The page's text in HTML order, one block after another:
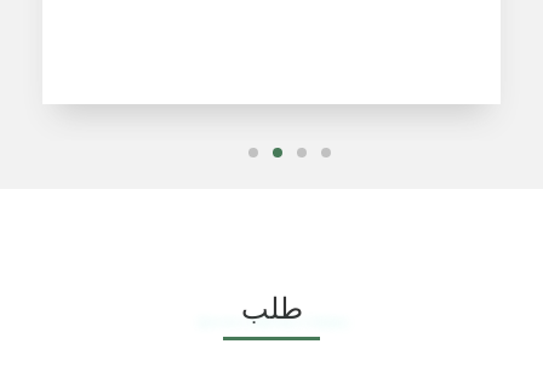
طلب
Applications of BOPP Tape in Packaging